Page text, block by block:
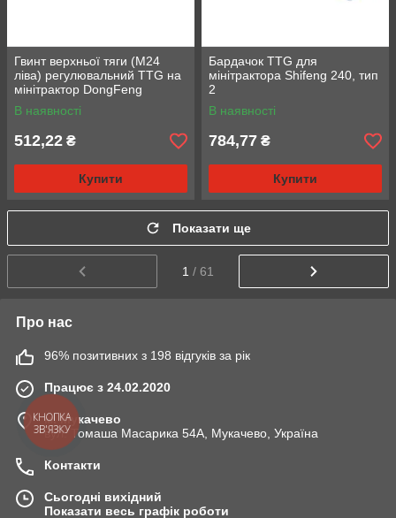
Гвинт верхньої тяги (М24
ліва) регулювальний TTG на
мінітрактор DongFeng
240/244, тип 2
В наявності
512,22 ₴
Купити
Бардачок TTG для
мінітрактора Shifeng 240, тип
2
В наявності
784,77 ₴
Купити
Показати ще
1 / 61
Про нас
96% позитивних з 198 відгуків за рік
Працює з 24.02.2020
м. Мукачево
вул. Томаша Масарика 54А, Мукачево, Україна
Контакти
Сьогодні вихідний
Показати весь графік роботи
КНОПКА
ЗВ'ЯЗКУ